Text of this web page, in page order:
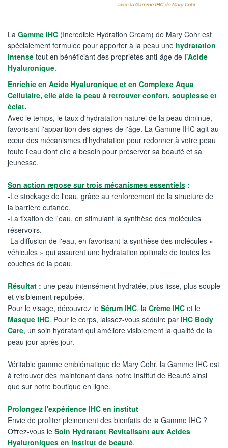
La Gamme IHC (Incredible Hydration Cream) de Mary Cohr est
spécialement formulée pour apporter à la peau une hydratation
intense tout en bénéficiant des propriétés anti-âge de l'Acide
Hyaluronique.
Enrichie en Acide Hyaluronique et en Complexe Aqua
Cellulaire, elle aide la peau à retrouver confort, souplesse et
éclat.
Avec le temps, le taux d'hydratation naturel de la peau diminue,
favorisant l'apparition des signes de l'âge. La Gamme IHC agit au
cœur des mécanismes d'hydratation pour redonner à votre peau
toute l'eau dont elle a besoin pour préserver sa beauté et sa
jeunesse.
Son action repose sur trois mécanismes essentiels :
-Le stockage de l'eau, grâce au renforcement de la structure de
la barrière cutanée.
-La fixation de l'eau, en stimulant la synthèse des molécules
réservoirs.
-La diffusion de l'eau, en favorisant la synthèse des molécules «
véhicules » qui assurent une hydratation optimale de toutes les
couches de la peau.
Résultat : une peau intensément hydratée, plus lisse, plus souple
et visiblement repulpée.
Pour le visage, découvrez le Sérum IHC, la Crème IHC et le
Masque IHC. Pour le corps, laissez-vous séduire par IHC Body
Care, un soin hydratant qui améliore visiblement la qualité de la
peau jour après jour.
Véritable gamme emblématique de Mary Cohr, la Gamme IHC est
à retrouver dès maintenant dans notre Institut de Beauté ainsi
que sur notre boutique en ligne.
Prolongez l'expérience IHC en institut
Envie de profiter pleinement des bienfaits de la Gamme IHC ?
Offrez-vous le Soin Hydratant Revitalisant aux Acides
Hyaluroniques en institut de beauté.